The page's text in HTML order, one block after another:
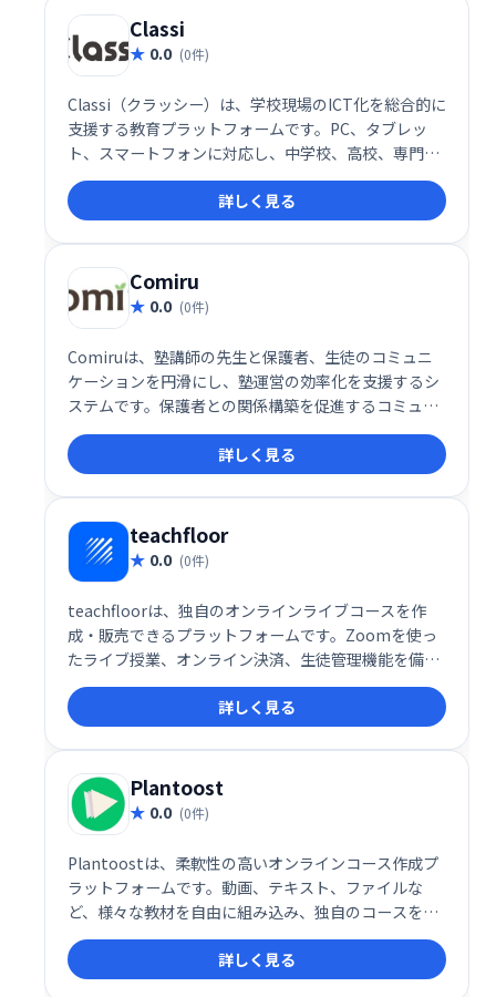
Classi
0.0 (0件)
Classi（クラッシー）は、学校現場のICT化を総合的に
支援する教育プラットフォームです。PC、タブレッ
ト、スマートフォンに対応し、中学校、高校、専門学
校など幅広い教育機関で利用されています。生徒・教
員の学習環境を効率化し、デジタル教材の活用などを
サポートします。
詳しく見る
Comiru
0.0 (0件)
Comiruは、塾講師の先生と保護者、生徒のコミュニ
ケーションを円滑にし、塾運営の効率化を支援するシ
ステムです。保護者との関係構築を促進するコミュニ
ケーション機能と、業務改善機能を提供することで、
先生は生徒により深く向き合い、質の高い教育を提供
できます。
詳しく見る
teachfloor
0.0 (0件)
teachfloorは、独自のオンラインライブコースを作
成・販売できるプラットフォームです。Zoomを使っ
たライブ授業、オンライン決済、生徒管理機能を備
え、手軽にオンライン講座を始められます。ブランド
を活かしたコース展開で、生徒獲得とビジネス拡大を
サポートします。
詳しく見る
Plantoost
0.0 (0件)
Plantoostは、柔軟性の高いオンラインコース作成プ
ラットフォームです。動画、テキスト、ファイルな
ど、様々な教材を自由に組み込み、独自のコースを設
計できます。価格設定やコンテンツ配信も自由にカス
タマイズ可能。生徒には、Q&A、クイズ、進捗レポー
ト、修了証書を提供し、効果的な学習を支援します。
詳しく見る